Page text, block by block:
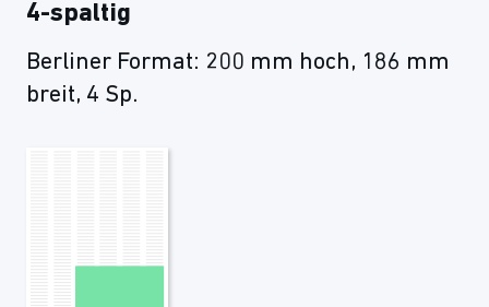
4-spaltig
Berliner Format: 200 mm hoch, 186 mm
breit, 4 Sp.